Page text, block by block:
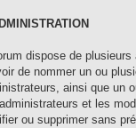
dispose de
de nommer un ou
ainsi que un
et les
ou supprimer sans